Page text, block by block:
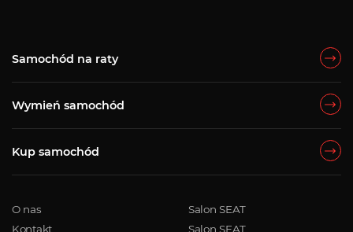
Samochód na raty
Wymień samochód
Kup samochód
O nas
Kontakt
Salon SEAT
Salon SEAT